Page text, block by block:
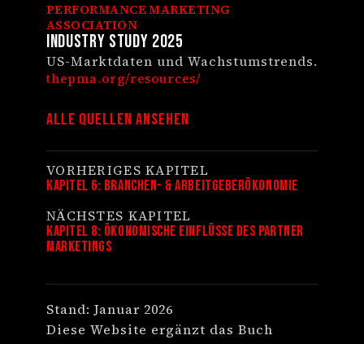
PERFORMANCE MARKETING
ASSOCIATION
Industry Study 2025
US-Marktdaten und Wachstumstrends.
thepma.org/resources/
Alle Quellen ansehen
VORHERIGES KAPITEL
Kapitel 6: Branchen- & Arbeitgeberökonomie
NÄCHSTES KAPITEL
Kapitel 8: Ökonomische Einflüsse des Partner
Marketings
Stand: Januar 2026
Diese Website ergänzt das Buch